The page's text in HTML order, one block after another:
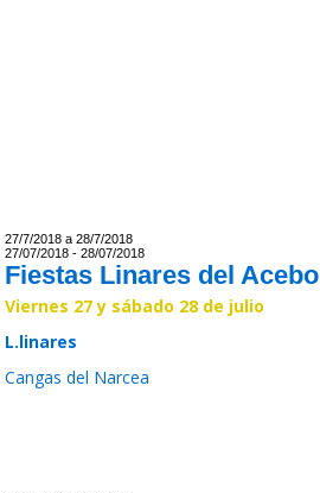
27/7/2018 a 28/7/2018
27/07/2018 - 28/07/2018
Fiestas Linares del Acebo
Viernes 27 y sábado 28 de julio
L.linares
Cangas del Narcea